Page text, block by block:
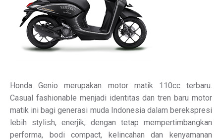
Honda Genio merupakan motor matik 110cc terbaru.
Casual fashionable menjadi identitas dan tren baru motor
matik ini bagi generasi muda Indonesia dalam berekspresi
lebih stylish, enerjik, dengan tetap mempertimbangkan
performa, bodi compact, kelincahan dan kenyamanan